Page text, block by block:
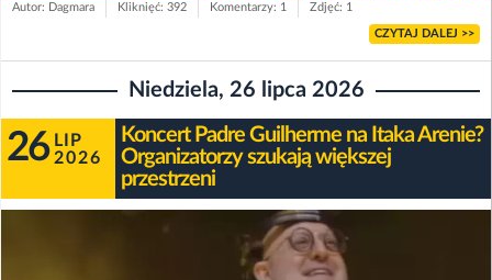
Autor: Dagmara Kliknięć: 392 Komentarzy: 1 Zdjęć: 1
CZYTAJ DALEJ >>
Niedziela, 26 lipca 2026
26 LIP
2026
Koncert Padre Guilherme na Itaka Arenie?
Organizatorzy szukają większej
przestrzeni